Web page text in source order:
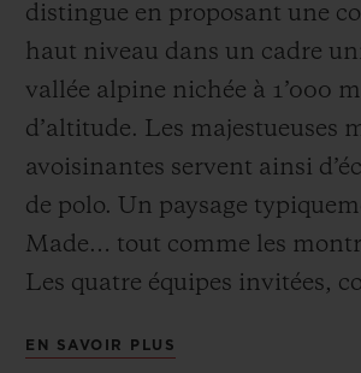
distingue en proposant une
haut niveau dans un cadre
vallée alpine nichée à 1’000
d’altitude. Les majestueuses
avoisinantes servent ainsi
de polo. Un paysage
Made… tout comme les
Les quatre équipes invitées,
confirmé leur participation au
EN SAVOIR PLUS